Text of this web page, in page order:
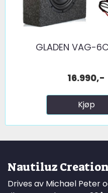
GLADEN VAG-
16.990,-
Kjøp
Nautiluz
Drives av Michael Peter